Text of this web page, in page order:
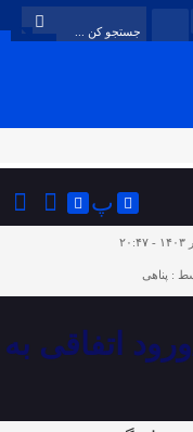
پ
: پناهی
اتفاقی به